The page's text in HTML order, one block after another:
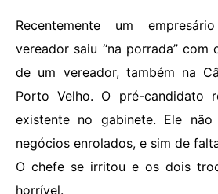
Recentemente um
vereador saiu “na porrada” com
de um vereador, também na
Porto Velho. O pré-candidato
existente no gabinete. Ele
negócios enrolados, e sim de
O chefe se irritou e os dois
horrível.